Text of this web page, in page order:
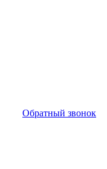
Обратный звонок